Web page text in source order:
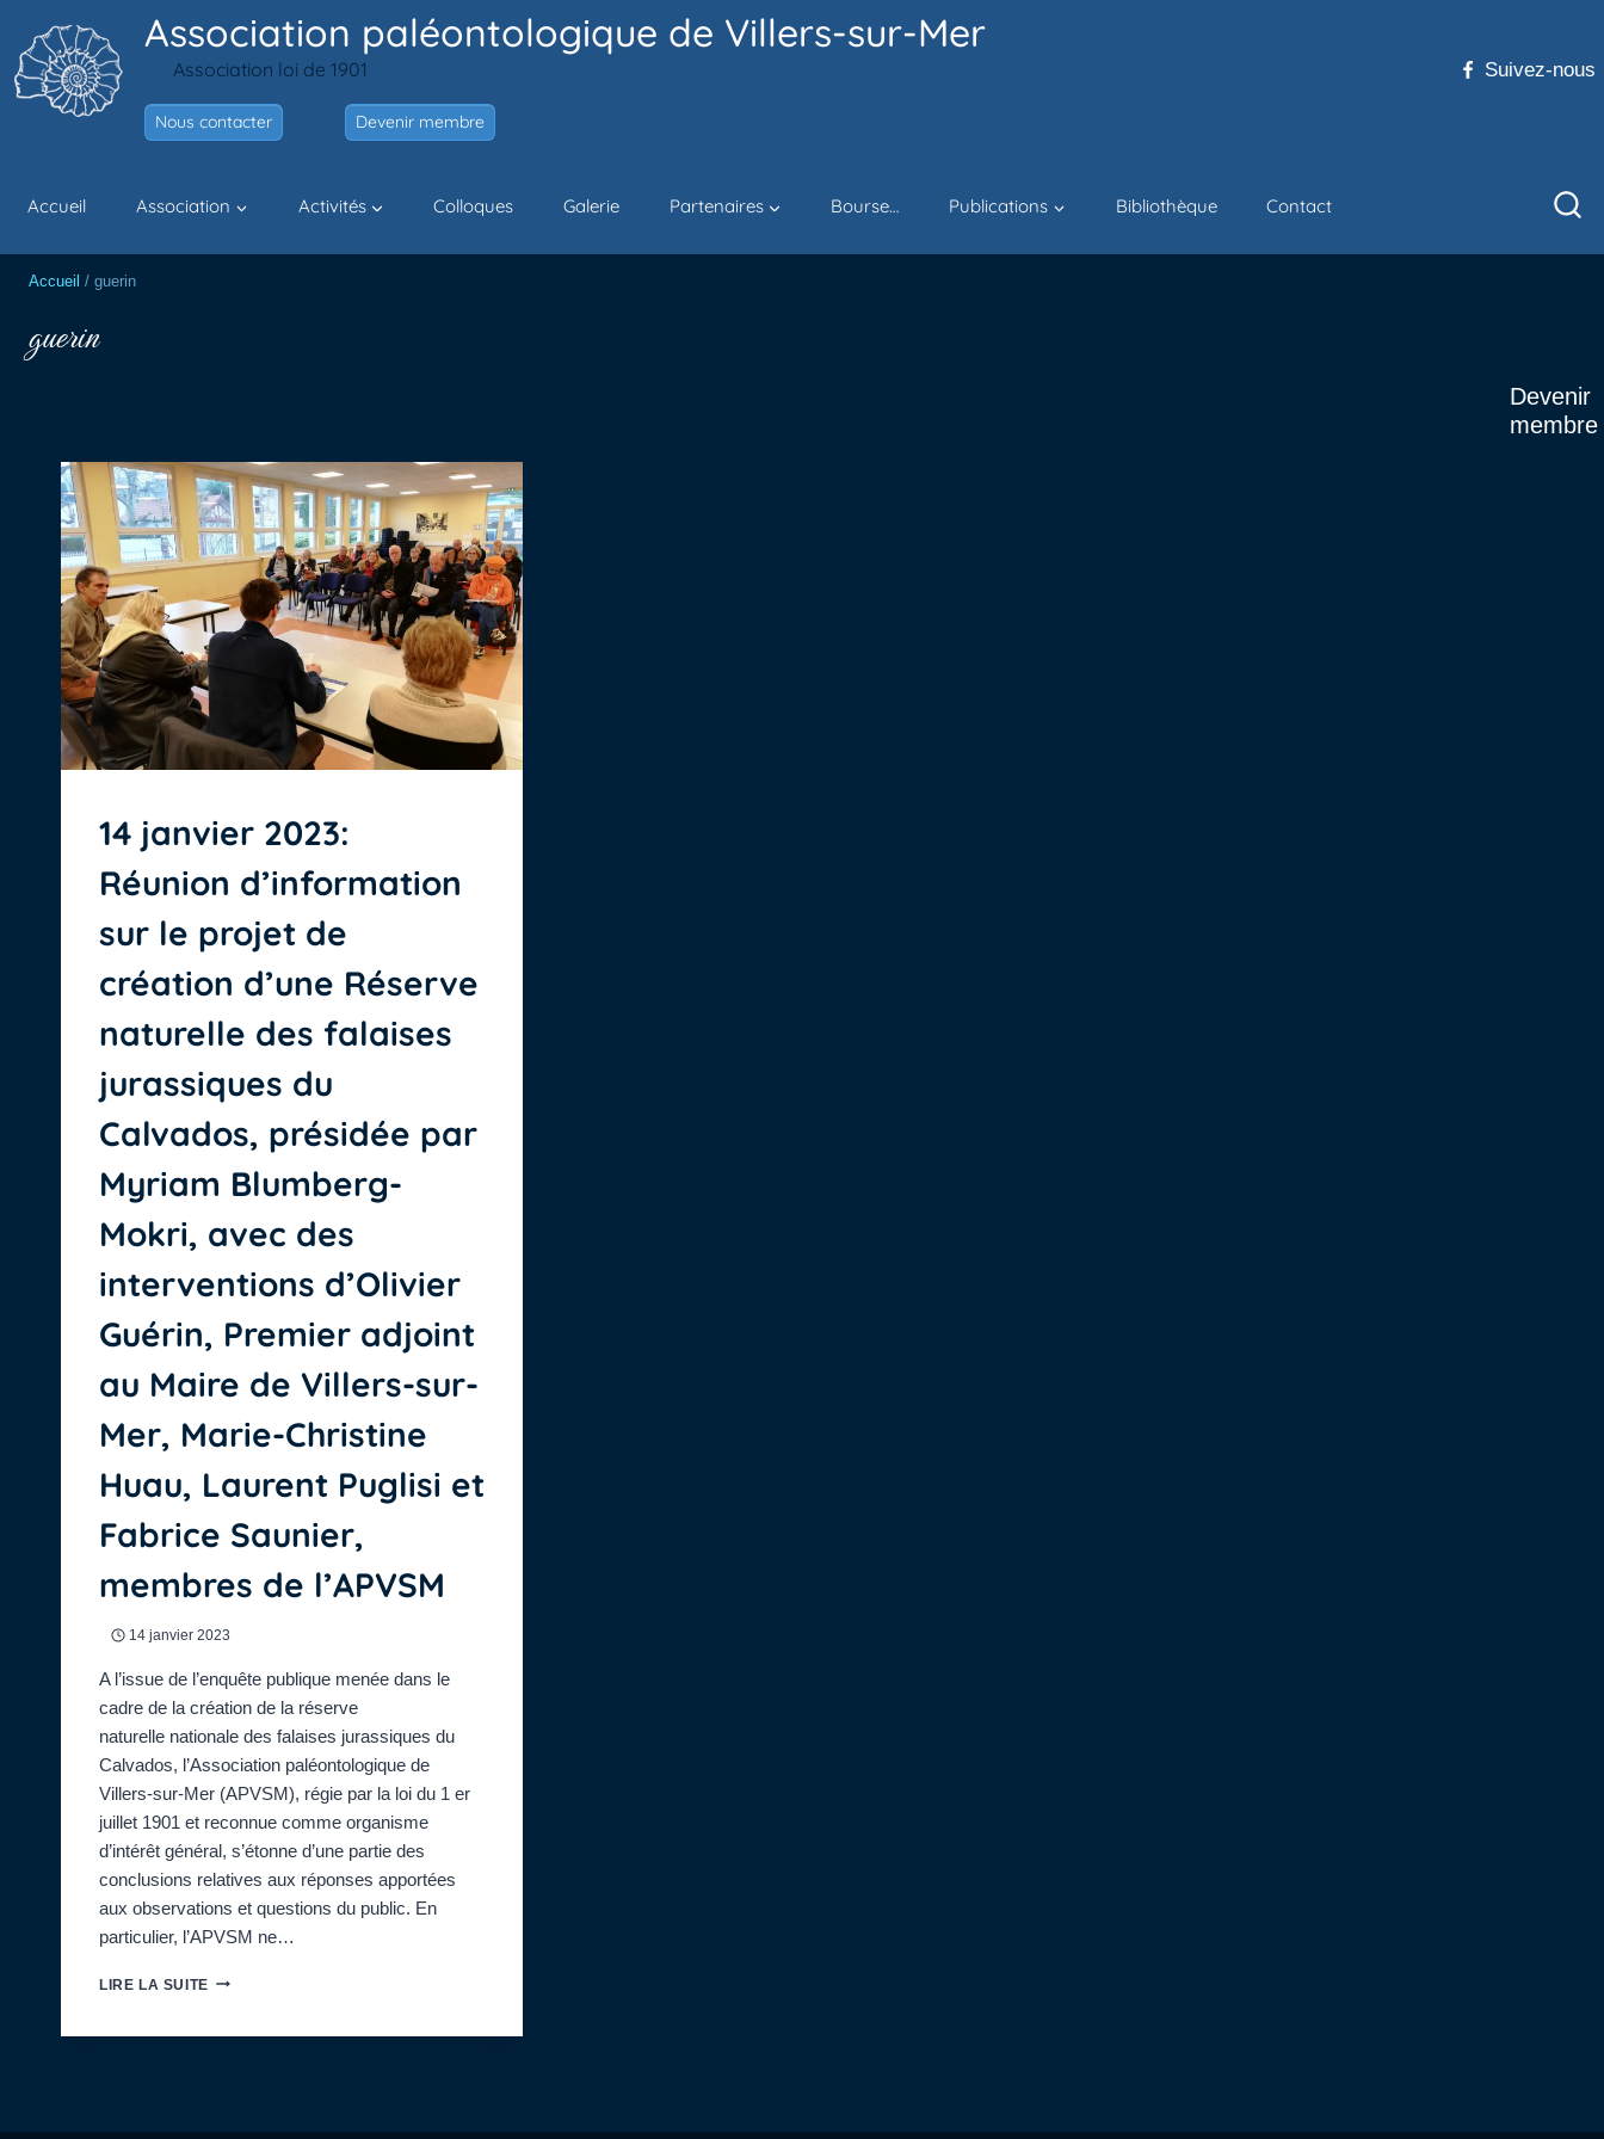
contenu
Association paléontologique de Villers-sur-Mer
Association loi de 1901
Nous contacter Devenir membre
Suivez-nous
Accueil Association Activités Colloques Galerie Partenaires Bourse… Publications Bibliothèque Contact
Devenir
membre
Accueil / guerin
guerin
14 janvier 2023:
Réunion d’information
sur le projet de
création d’une Réserve
naturelle des falaises
jurassiques du
Calvados, présidée par
Myriam Blumberg-
Mokri, avec des
interventions d’Olivier
Guérin, Premier adjoint
au Maire de Villers-sur-
Mer, Marie-Christine
Huau, Laurent Puglisi et
Fabrice Saunier,
membres de l’APVSM
14 janvier 2023
A l’issue de l’enquête publique menée dans le
cadre de la création de la réserve
naturelle nationale des falaises jurassiques du
Calvados, l’Association paléontologique de
Villers-sur-Mer (APVSM), régie par la loi du 1 er
juillet 1901 et reconnue comme organisme
d’intérêt général, s’étonne d’une partie des
conclusions relatives aux réponses apportées
aux observations et questions du public. En
particulier, l’APVSM ne…
LIRE LA SUITE14